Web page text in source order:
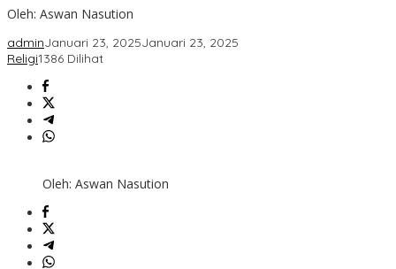
Oleh: Aswan Nasution
adminJanuari 23, 2025Januari 23, 2025
Religi1386 Dilihat
Oleh: Aswan Nasution